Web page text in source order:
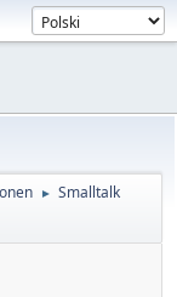
► Smalltalk